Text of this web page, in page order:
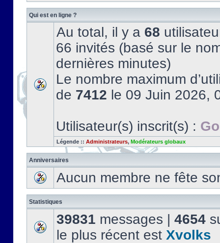
Qui est en ligne ?
Au total, il y a 68
66 invités (basé sur le
dernières minutes)
Le nombre maximum
de 7412 le 09 Juin 2026,
Utilisateur(s) inscrit(s) :
Légende :: Administrateurs, Modérateurs globaux
Anniversaires
Aucun membre ne fête
Statistiques
39831 messages | 4654
le plus récent est Xvolks